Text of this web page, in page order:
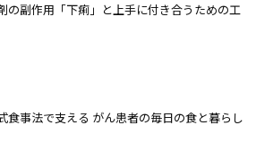
の副作用「下痢」と上手に付き合うための工
食事法で支える がん患者の毎日の食と暮らし